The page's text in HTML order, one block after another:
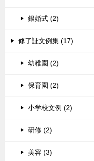
銀婚式 (2)
修了証文例集 (17)
幼稚園 (2)
保育園 (2)
小学校文例 (2)
研修 (2)
美容 (3)